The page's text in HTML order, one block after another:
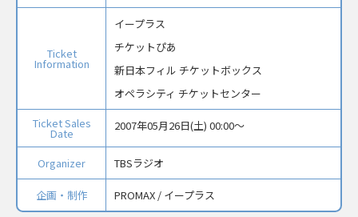
Ticket
Information
イープラス
チケットぴあ
新日本フィル チケットボックス
オペラシティ チケットセンター
Ticket Sales
Date
2007年05月26日(土) 00:00〜
Organizer TBSラジオ
企画・制作 PROMAX / イープラス